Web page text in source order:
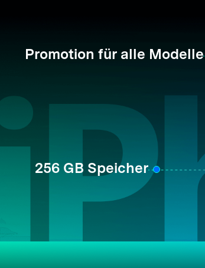
Promotion für alle Modelle
256 GB Speicher